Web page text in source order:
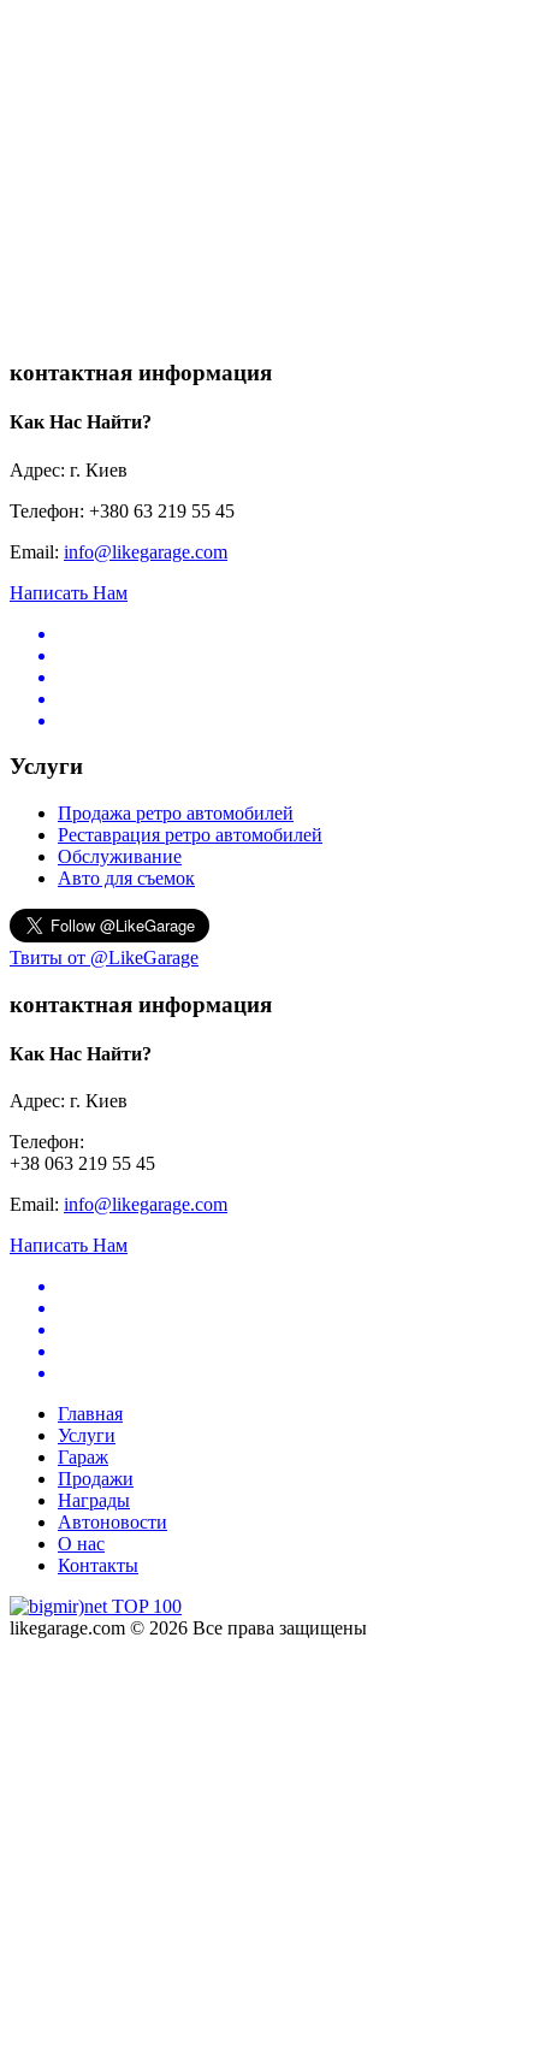
контактная информация
Как Нас Найти?
Адрес: г. Киев
Телефон: +380 63 219 55 45
Email: info@likegarage.com
Написать Нам
Услуги
Продажа ретро автомобилей
Реставрация ретро автомобилей
Обслуживание
Авто для съемок
Твиты от @LikeGarage
контактная информация
Как Нас Найти?
Адрес: г. Киев
Телефон:
+38 063 219 55 45
Email: info@likegarage.com
Написать Нам
Главная
Услуги
Гараж
Продажи
Награды
Автоновости
О нас
Контакты
likegarage.com © 2026 Все права защищены